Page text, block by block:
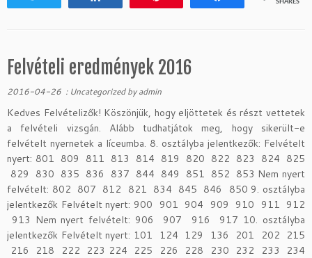
SHARES
Felvételi eredmények 2016
2016-04-26 : Uncategorizedbyadmin
Kedves Felvételizők! Köszönjük, hogy eljöttetek és részt vettetek
a felvételi vizsgán. Alább tudhatjátok meg, hogy sikerült-e
felvételt nyernetek a líceumba. 8. osztályba jelentkezők: Felvételt
nyert: 801 809 811 813 814 819 820 822 823 824 825
829 830 835 836 837 844 849 851 852 853 Nem nyert
felvételt: 802 807 812 821 834 845 846 850 9. osztályba
jelentkezők Felvételt nyert: 900 901 904 909 910 911 912
913 Nem nyert felvételt: 906 907 916 917 10. osztályba
jelentkezők Felvételt nyert: 101 124 129 136 201 202 215
216 218 222 223 224 225 226 228 230 232 233 234